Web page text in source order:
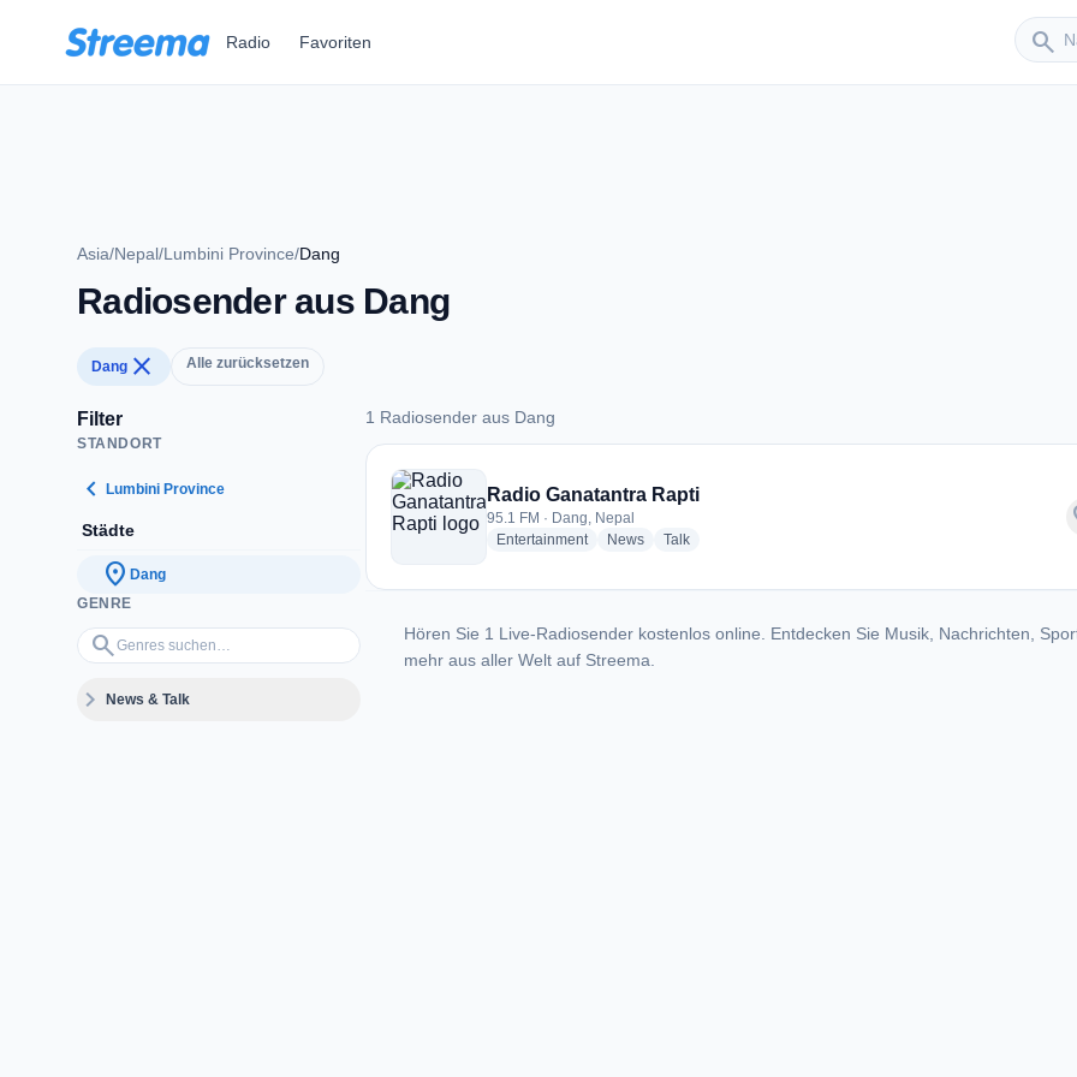
Radio Favoriten search
Sender
Asia/Nepal/Lumbini Province/Dang
Radiosender aus Dang
Dang close Alle zurücksetzen
Filter
STANDORT
chevron_left Lumbini Province
Städte
location_on Dang
GENRE
search
Genres suchen…
expand_moreNews & Talk
1 Radiosender aus Dang
1 Radiosender aus Dang
Radio Ganatantra Rapti
95.1 FM · Dang, Nepal
Entertainmentradio stations
Newsradio stations
Talkradio stations
Hören Sie 1 Live-Radiosender kostenlos online. Entdecken Sie Musik, Nachrichten,
mehr aus aller Welt auf Streema.